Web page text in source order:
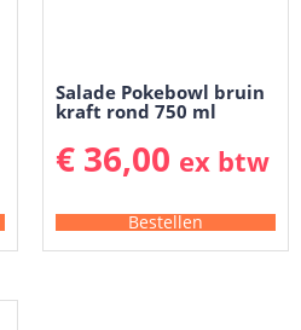
Salade Pokebowl bruin
kraft rond 750 ml
€ 36,00 ex btw
Bestellen